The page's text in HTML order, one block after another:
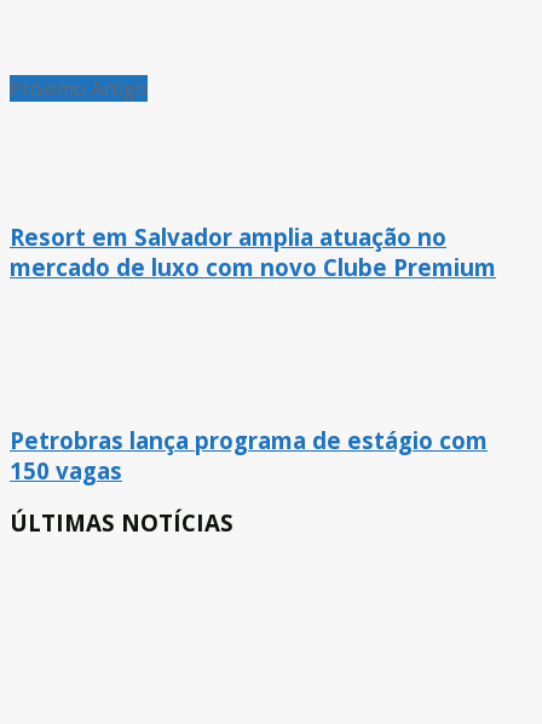
Próximo Artigo
Resort em Salvador amplia atuação no
mercado de luxo com novo Clube Premium
Petrobras lança programa de estágio com
150 vagas
ÚLTIMAS NOTÍCIAS